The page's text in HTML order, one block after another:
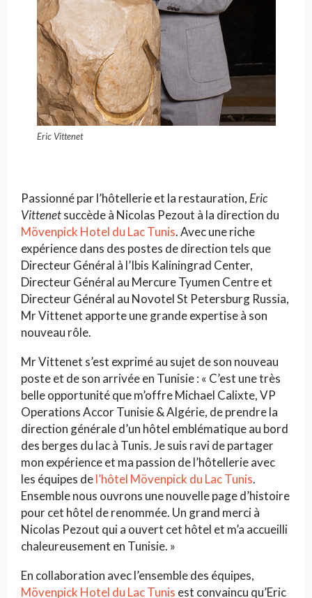
Eric Vittenet
Passionné par l’hôtellerie et la restauration, Eric
Vittenetsuccède à Nicolas Pezout à la direction du
Mövenpick Hotel du Lac Tunis. Avec une riche
expérience dans des postes de direction tels que
Directeur Général à l’Ibis Kaliningrad Center,
Directeur Général au Mercure Tyumen Centre et
Directeur Général au Novotel St Petersburg Russia,
Mr Vittenet apporte une grande expertise à son
nouveau rôle.
Mr Vittenet s’est exprimé au sujet de son nouveau
poste et de son arrivée en Tunisie : « C’est une très
belle opportunité que m’offre Michael Calixte, VP
Operations Accor Tunisie & Algérie, de prendre la
direction générale d’un hôtel emblématique au bord
des berges du lac à Tunis. Je suis ravi de partager
mon expérience et ma passion de l’hôtellerie avec
les équipes del’hôtel Mövenpick du Lac Tunis.
Ensemble nous ouvrons une nouvelle page d’histoire
pour cet hôtel de renommée. Un grand merci à
Nicolas Pezout qui a ouvert cet hôtel et m’a accueilli
chaleureusement en Tunisie. »
En collaboration avec l’ensemble des équipes,
Mövenpick Hotel du Lac Tunis est convaincu qu’Eric